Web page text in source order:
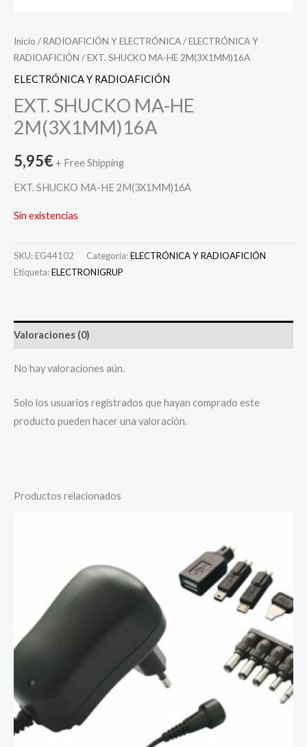
Inicio /RADIOAFICIÓN Y ELECTRÓNICA/ELECTRÓNICA Y
RADIOAFICIÓN / EXT. SHUCKO MA-HE 2M(3X1MM)16A
ELECTRÓNICA Y RADIOAFICIÓN
EXT. SHUCKO MA-HE
2M(3X1MM)16A
5,95€ + Free Shipping
EXT. SHUCKO MA-HE 2M(3X1MM)16A
Sin existencias
SKU: EG44102 Categoría:ELECTRÓNICA Y RADIOAFICIÓN
Etiqueta:ELECTRONIGRUP
Valoraciones (0)
No hay valoraciones aún.
Solo los usuarios registrados que hayan comprado este
producto pueden hacer una valoración.
Productos relacionados